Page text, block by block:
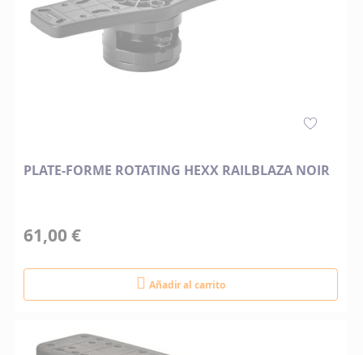
PLATE-FORME ROTATING HEXX RAILBLAZA NOIR
61,00 €
Añadir al carrito